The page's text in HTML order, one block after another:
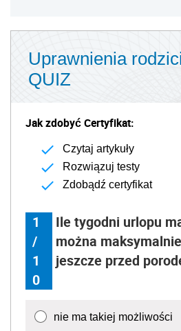
Uprawnienia
QUIZ
Jak zdobyć Certyfikat:
Czytaj artykuły
Rozwiązuj testy
Zdobądź certyfikat
1
/
1
0
Ile tygodni urlopu
można
jeszcze przed
nie ma takiej możliwości